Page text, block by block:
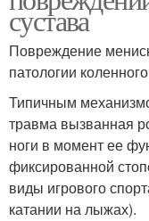
сустава
Повреждение
патологии
Типичным
травма вызванная
ноги в момент ее
фиксированной
виды игрового
катании на лыжах).